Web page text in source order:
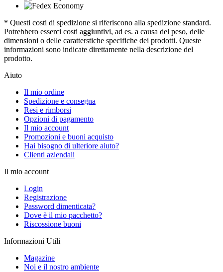
* Questi costi di spedizione si riferiscono alla spedizione standard.
Potrebbero esserci costi aggiuntivi, ad es. a causa del peso, delle
dimensioni o delle caratterstiche specifiche dei prodotti. Queste
informazioni sono indicate direttamente nella descrizione del
prodotto.
Aiuto
Il mio ordine
Spedizione e consegna
Resi e rimborsi
Opzioni di pagamento
Il mio account
Promozioni e buoni acquisto
Hai bisogno di ulteriore aiuto?
Clienti aziendali
Il mio account
Login
Registrazione
Password dimenticata?
Dove è il mio pacchetto?
Riscossione buoni
Informazioni Utili
Magazine
Noi e il nostro ambiente